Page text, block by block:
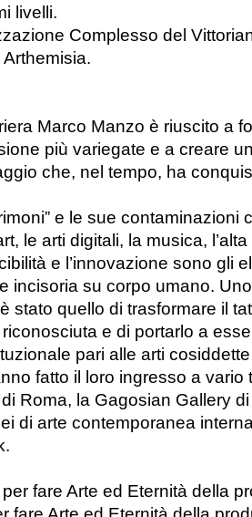
livelli.
Complesso del
Marco Manzo è riuscito a
più variegate e a creare
che, nel tempo, ha
e le sue contaminazioni
le arti digitali, la musica,
e l’innovazione sono gli
incisoria su corpo umano.
stato quello di trasformare il
e di portarlo a
pari alle arti
fatto il loro ingresso a vario
Roma, la Gagosian Gallery
di arte contemporanea
fare Arte ed Eternità della